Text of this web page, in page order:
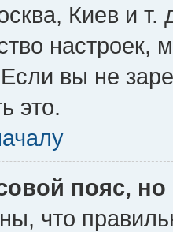
Киев и т.
настроек,
вы не
это.
пояс,
что